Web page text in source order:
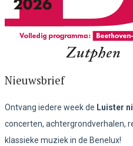
Nieuwsbrief
Ontvang iedere week de Luister
concerten, achtergrondverhalen,
klassieke muziek in de Benelux!